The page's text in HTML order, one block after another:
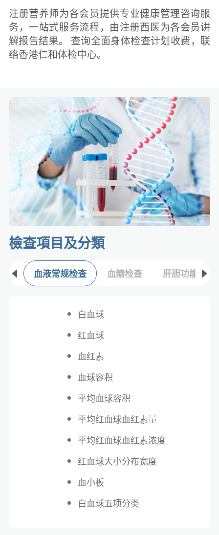
注册营养师为各会员提供专业健康管理咨询服
务，一站式服务流程，由注册西医为各会员讲
解报告结果。 查询全面身体检查计划收费，联
络香港仁和体检中心。
檢查項目及分類​
血液常规检查 血糖检查 肝胆功能检查
白血球
红血球
血红素
血球容积
平均血球容积
平均红血球血红素量
平均红血球血红素浓度
红血球大小分布宽度
血小板
白血球五项分类